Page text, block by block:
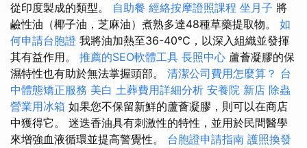
從印度製成的類型。 自助餐 經絡按摩證照課程 坐月子 將
鹼性油（椰子油，芝麻油）煮熟多達48種草藥提取物。 如
何申請台胞證 我將油加熱至36-40℃，以深入組織並發揮
其有益作用。 推薦的SEO軟體工具 長照中心 蘆薈凝膠的保
濕特性也有助於無法掌握頭部。 清潔公司費用怎麼算？ 台
中體態矯正服務 美白 土葬費用詳細分析 安養院 新店 除蟲
營業用冰箱 如果您不保留新鮮的蘆薈凝膠，則可以在商店
中獲得它。 迷迭香油具有刺激性的特性，並用於民間醫學
來增強血液循環並提高警覺性。 台胞證申請指南 護照換發